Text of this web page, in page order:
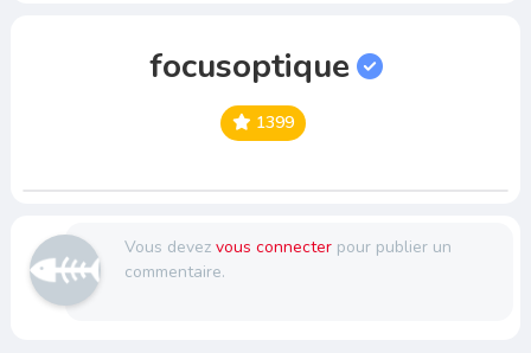
focusoptique
1399
Vous devez vous connecterpour publier un
commentaire.